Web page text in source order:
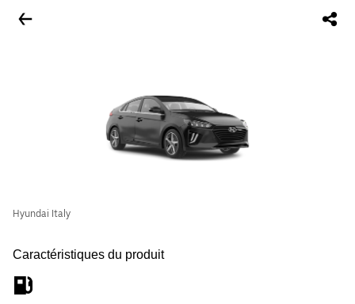
Hyundai Italy
Caractéristiques du produit